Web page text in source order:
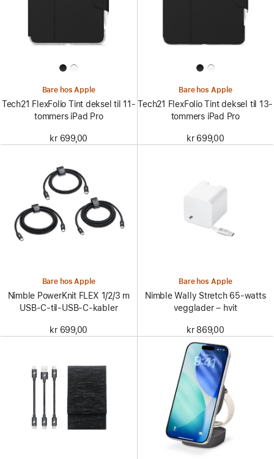
Bare hos Apple
Tech21 FlexFolio Tint deksel til 11-
tommers iPad Pro
kr 699,00
Bare hos Apple
Tech21 FlexFolio Tint deksel til 13-
tommers iPad Pro
kr 699,00
Bare hos Apple
Nimble PowerKnit FLEX 1/2/3 m
USB-C-til-USB-C-kabler
kr 699,00
Bare hos Apple
Nimble Wally Stretch 65-watts
vegglader – hvit
kr 869,00